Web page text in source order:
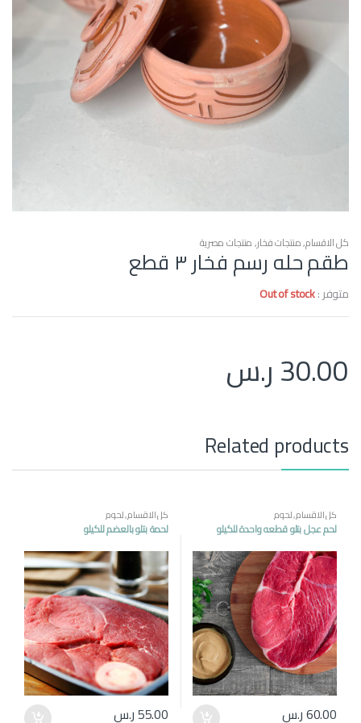
كل الاقسام,منتجات فخار,منتجات مصرية
طقم حله رسم فخار ٣ قطع
متوفر :Out of stock
30.00ر.س
Related products
كل الاقسام,لحوم
لحم عجل بتلو قطعه واحدة للكيلو
60.00ر.س
كل الاقسام,لحوم
لحمة بتلو بالعضم للكيلو
55.00ر.س